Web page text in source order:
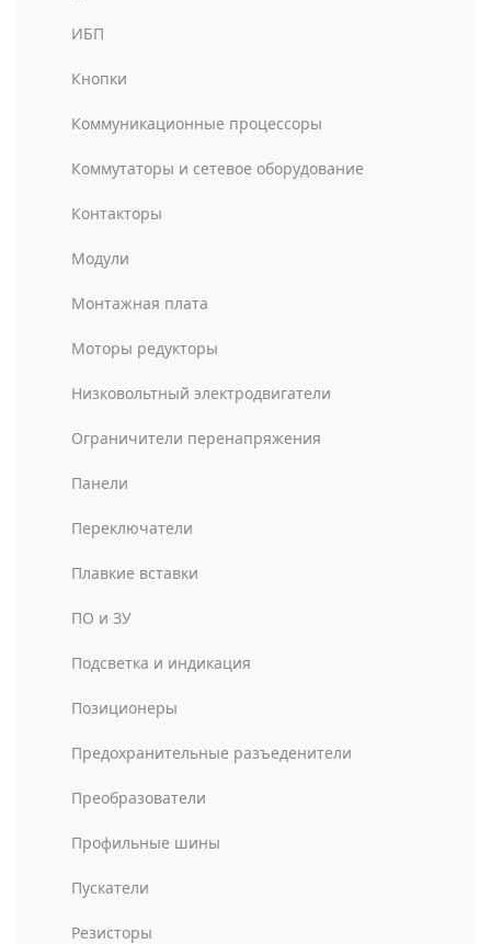
ИБП
Кнопки
Коммуникационные процессоры
Коммутаторы и сетевое оборудование
Контакторы
Модули
Монтажная плата
Моторы редукторы
Низковольтный электродвигатели
Ограничители перенапряжения
Панели
Переключатели
Плавкие вставки
ПО и ЗУ
Подсветка и индикация
Позиционеры
Предохранительные разъеденители
Преобразователи
Профильные шины
Пускатели
Резисторы